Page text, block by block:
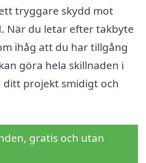
tryggare skydd mot
När du letar efter takbyte
ihåg att du har tillgång
göra hela skillnaden i
projekt smidigt och
gratis och utan